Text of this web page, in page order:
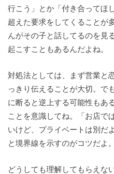
行こう」とか「付き合ってほ
超えた要求をしてくることが
んがその子と話してるのを見
起こすこともあるんだよね。
対処法としては、まず営業と
っきり伝えることが大切。で
に断ると逆上する可能性もあ
ことを意識してね。「お店で
いけど、プライベートは別だ
と境界線を示すのがコツだよ。
どうしても理解してもらえな